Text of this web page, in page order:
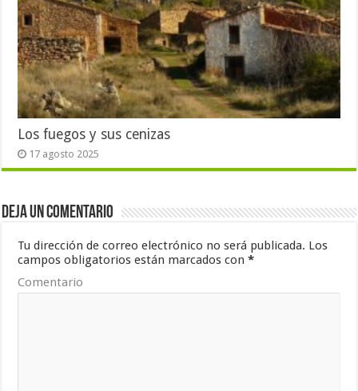
Los fuegos y sus cenizas
17 agosto 2025
Deja un comentario
Tu dirección de correo electrónico no será publicada. Los
campos obligatorios están marcados con*
Comentario